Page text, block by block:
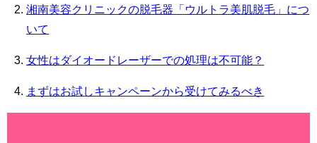
湘南美容クリニックの脱毛器「ウルトラ美肌脱毛」につ
いて
女性はダイオードレーザーでの処理は不可能？
まずはお試しキャンペーンから受けてみるべき